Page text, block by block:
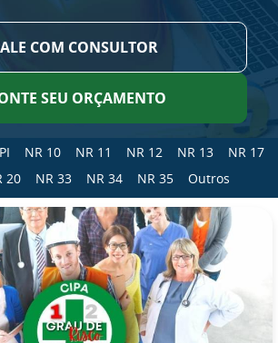
COM CONSULTOR
SEU ORÇAMENTO
NR 10 NR 11 NR 12 NR 13
NR 17
20 NR 33 NR 34 NR 35 Outros